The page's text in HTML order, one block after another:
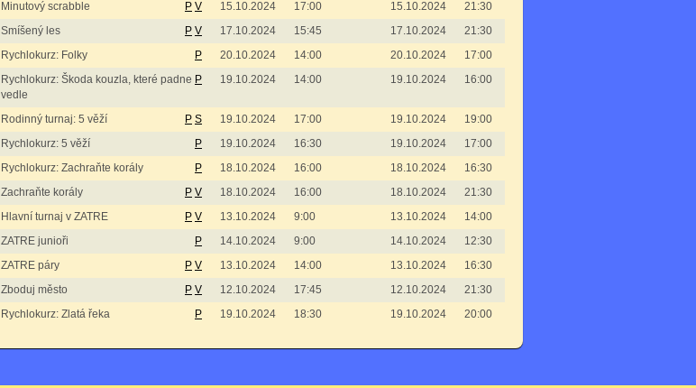
Minutový scrabble P V 15.10.2024 17:00 15.10.2024
21:30
Smíšený les P V 17.10.2024 15:45 17.10.2024
21:30
Rychlokurz: Folky P 20.10.2024 14:00 20.10.2024
17:00
Rychlokurz: Škoda kouzla, které padne
vedle
P 19.10.2024 14:00 19.10.2024 16:00
Rodinný turnaj: 5 věží P S 19.10.2024 17:00 19.10.2024
19:00
Rychlokurz: 5 věží P 19.10.2024 16:30 19.10.2024
17:00
Rychlokurz: Zachraňte korály P 18.10.2024 16:00 18.10.2024
16:30
Zachraňte korály P V 18.10.2024 16:00 18.10.2024
21:30
Hlavní turnaj v ZATRE P V 13.10.2024 9:00 13.10.2024
14:00
ZATRE junioři P 14.10.2024 9:00 14.10.2024
12:30
ZATRE páry P V 13.10.2024 14:00 13.10.2024
16:30
Zboduj město P V 12.10.2024 17:45 12.10.2024
21:30
Rychlokurz: Zlatá řeka P 19.10.2024 18:30 19.10.2024 20:00